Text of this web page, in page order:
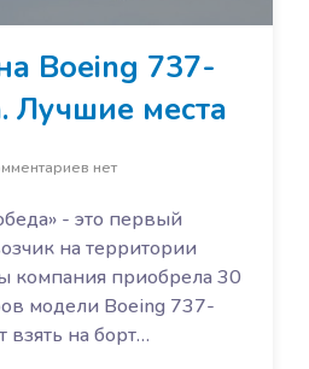
Boeing 737-
Лучшие места
нет
- это первый
на территории
компания приобрела 30
модели Boeing 737-
взять на борт…